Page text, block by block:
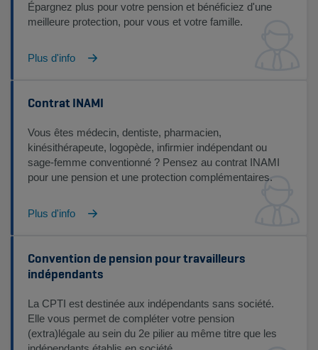
Épargnez plus pour votre pension et bénéficiez d'une
meilleure protection, pour vous et votre famille.
Plus d'info
Contrat INAMI
Vous êtes médecin, dentiste, pharmacien,
kinésithérapeute, logopède, infirmier indépendant ou
sage-femme conventionné ? Pensez au contrat INAMI
pour une pension et une protection complémentaires.
Plus d'info
Convention de pension pour travailleurs
indépendants
La CPTI est destinée aux indépendants sans société.
Elle vous permet de compléter votre pension
(extra)légale au sein du 2e pilier au même titre que les